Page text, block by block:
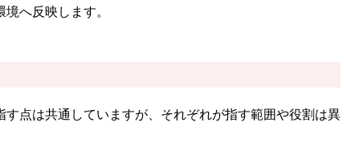
へ反映します。
点は共通していますが、それぞれが指す範囲や役割は異